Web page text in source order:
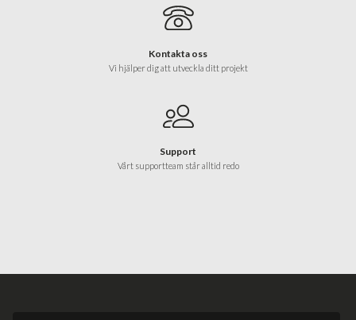
Kontakta oss
Vi hjälper dig att utveckla ditt projekt
Support
Vårt supportteam står alltid redo